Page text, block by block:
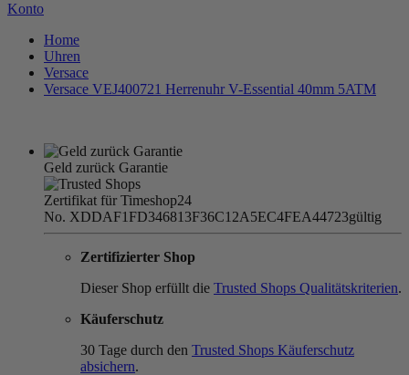
Konto
Home
Uhren
Versace
Versace VEJ400721 Herrenuhr V-Essential 40mm 5ATM
Geld zurück Garantie
Zertifikat für Timeshop24
No. XDDAF1FD346813F36C12A5EC4FEA44723gültig
Zertifizierter Shop
Dieser Shop erfüllt die Trusted Shops Qualitätskriterien.
Käuferschutz
30 Tage durch den Trusted Shops Käuferschutz
absichern.